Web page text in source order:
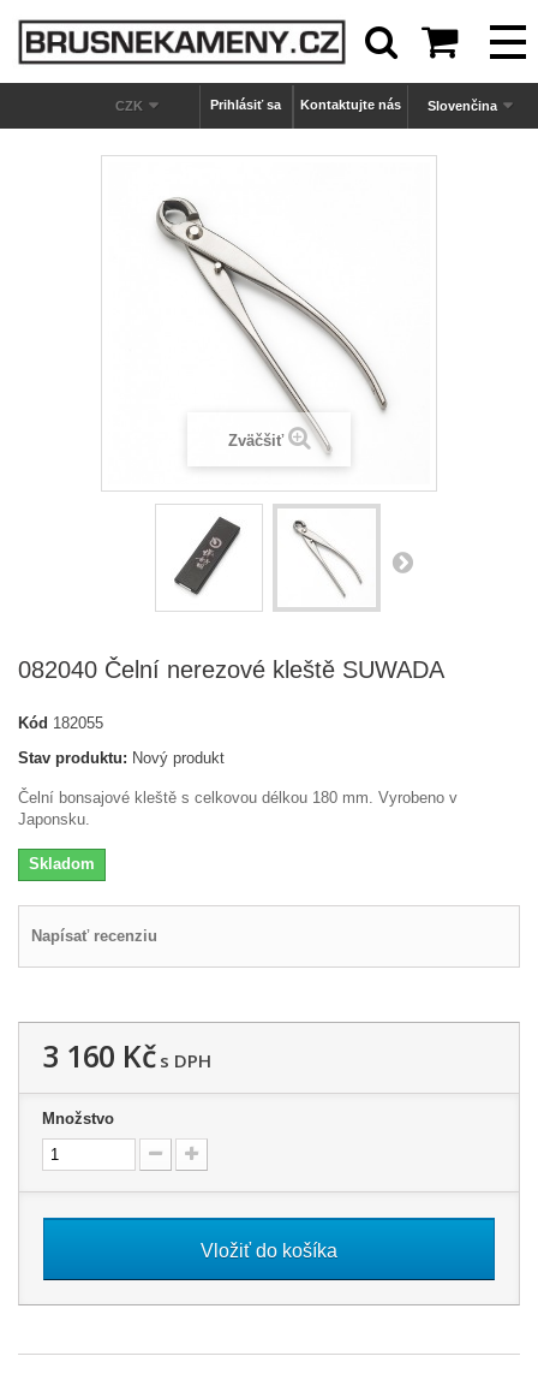
Slovenčina
Kontaktujte nás
Prihlásiť sa
CZK
Zväčšiť
082040 Čelní nerezové kleště SUWADA
Kód 182055
Stav produktu: Nový produkt
Čelní bonsajové kleště s celkovou délkou 180 mm. Vyrobeno v
Japonsku.
Skladom
Napísať recenziu
3 160 Kčs DPH
Množstvo
Vložiť do košíka
 
